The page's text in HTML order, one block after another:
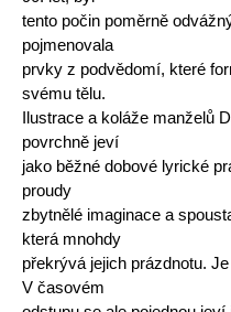
tento počin poměrně
pojmenovala
prvky z podvědomí, které
svému tělu.
Ilustrace a koláže manželů
povrchně jeví
jako běžné dobové lyrické
proudy
zbytnělé imaginace a
která mnohdy
překrývá jejich prázdnotu.
V časovém